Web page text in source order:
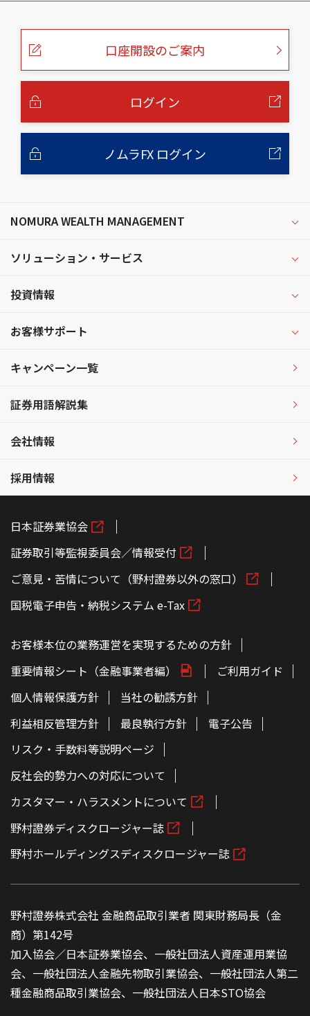
こ
口座開設のご案内
ログイン
ノムラFX ログイン
NOMURA WEALTH MANAGEMENT
ソリューション・サービス
投資情報
お客様サポート
キャンペーン一覧
証券用語解説集
会社情報
採用情報
日本証券業協会
証券取引等監視委員会／情報受付
ご意見・苦情について（野村證券以外の窓口）
国税電子申告・納税システム e-Tax
お客様本位の業務運営を実現するための方針
重要情報シート（金融事業者編）
ご利用ガイド
個人情報保護方針
当社の勧誘方針
利益相反管理方針
最良執行方針
電子公告
リスク・手数料等説明ページ
反社会的勢力への対応について
カスタマー・ハラスメントについて
野村證券ディスクロージャー誌
野村ホールディングスディスクロージャー誌
野村證券株式会社 金融商品取引業者 関東財務局長（金
商）第142号
加入協会／日本証券業協会、一般社団法人資産運用業協
会、一般社団法人金融先物取引業協会、一般社団法人第二
種金融商品取引業協会、一般社団法人日本STO協会